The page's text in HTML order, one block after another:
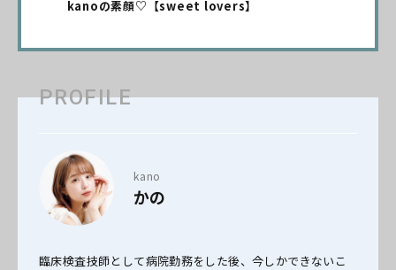
kanoの素顔♡【sweet lovers】
PROFILE
kano
かの
臨床検査技師として病院勤務をした後、今しかできないこ